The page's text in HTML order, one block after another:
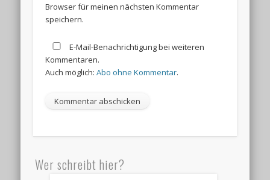
Browser für meinen nächsten Kommentar
speichern.
E-Mail-Benachrichtigung bei weiteren
Kommentaren.
Auch möglich: Abo ohne Kommentar.
Wer schreibt hier?